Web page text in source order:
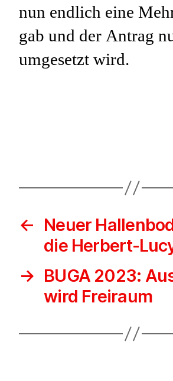
nun endlich eine
gab und der Antrag
umgesetzt wird.
← Neuer
die Herbert-
→ BUGA 2023:
wird Freiraum